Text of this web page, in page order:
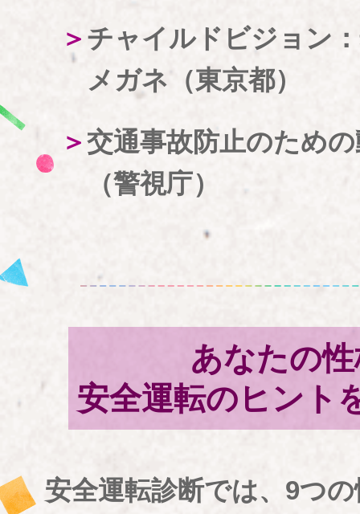
チャイルドビジョン
メガネ（東京都）
交通事故防止のため
（警視庁）
あなたの
安全運転のヒント
安全運転診断では、9つ